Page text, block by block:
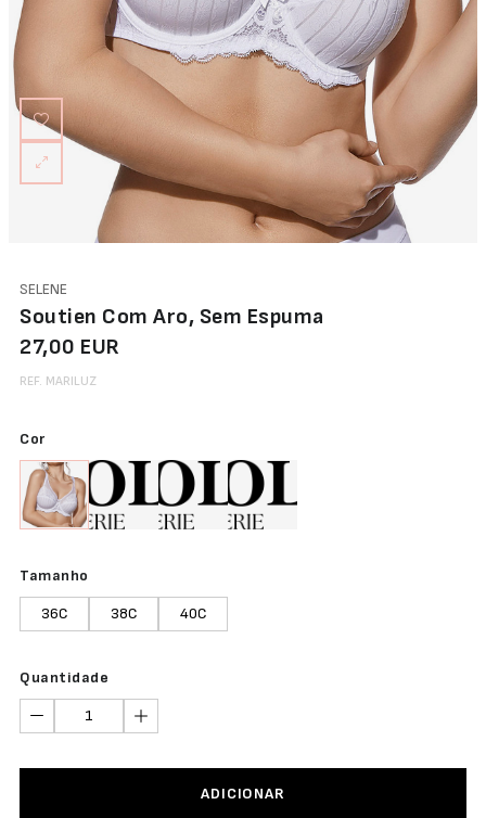
SELENE
Soutien Com Aro, Sem Espuma
27,00 EUR
REF. MARILUZ
Cor
Tamanho
36C 38C 40C
Quantidade
ADICIONAR